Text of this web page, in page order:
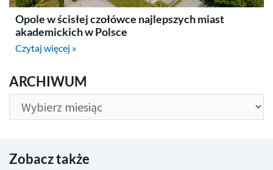
Opole w ścisłej czołówce najlepszych miast
akademickich w Polsce
Czytaj więcej »
ARCHIWUM
ARCHIWUM
Zobacz także